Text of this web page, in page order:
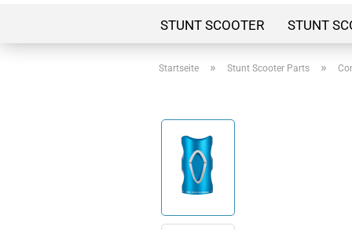
STUNT SCOOTER STUNT
Startseite » Stunt Scooter Parts »